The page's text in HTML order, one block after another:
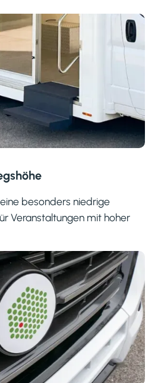
besonders niedrige
Veranstaltungen mit hoher